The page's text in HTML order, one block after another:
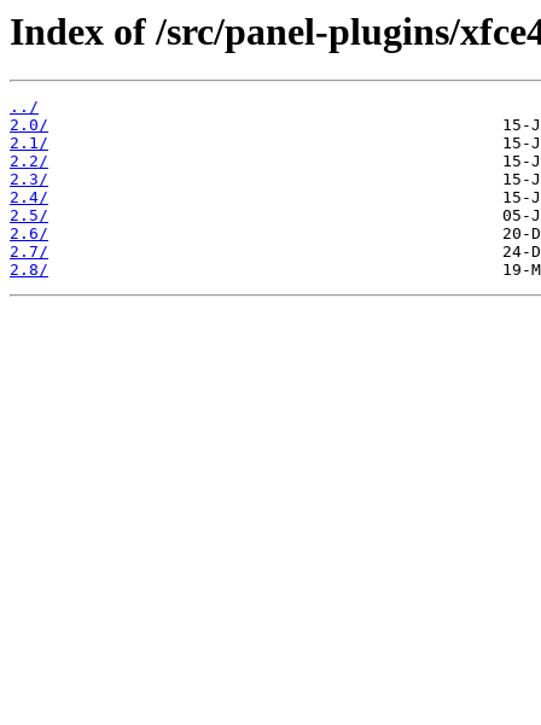
Index of /src/panel-plugins/
../
2.0/
2.1/
2.2/
2.3/
2.4/
2.5/
2.6/
2.7/
2.8/